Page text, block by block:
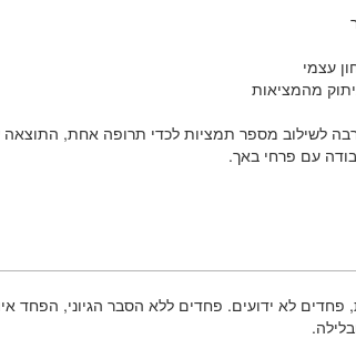
עצמי
מהמציאות
לשילוב מספר תמציות לכדי תרופה אחת,
עם פרחי באך.
פחדים לא ידועים. פחדים ללא הסבר הגיוני, הפחד